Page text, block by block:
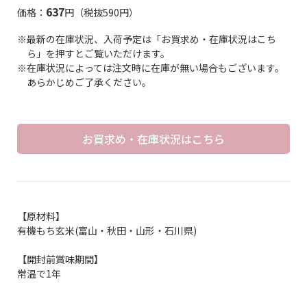
価格： 637円（税抜590円）
※最新の在庫状況、入荷予定は「お買求め・在庫状況はこち
ら」を押すとご覧いただけます。
※在庫状況によっては注文時に在庫が無い場合もございます。
あらかじめご了承ください。
お買求め・在庫状況はこちら
【原材料】
有機もち玄米(富山・秋田・山形・石川県)
【開封前賞味期間】
常温で1年